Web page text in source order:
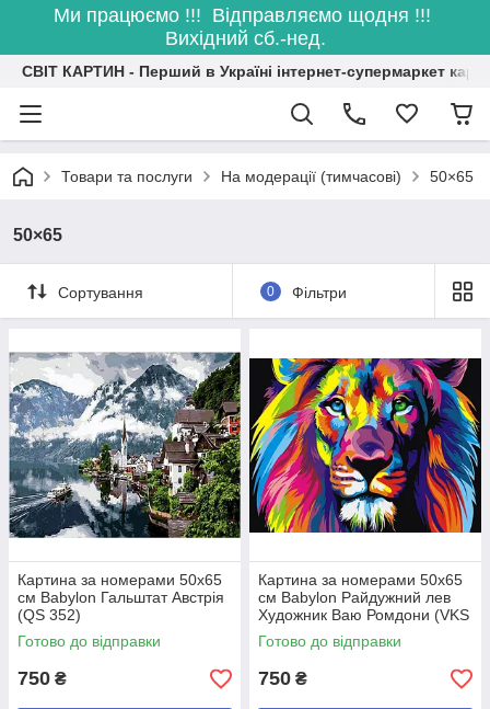
Ми працюємо !!! Відправляємо щодня !!!
Вихідний сб.-нед.
СВІТ КАРТИН - Перший в Україні інтернет-супермаркет
Товари та послуги На модерації (тимчасові) 50×65
50×65
Сортування 0 Фільтри
Картина за номерами 50х65
см Babylon Гальштат Австрія
(QS 352)
Готово до відправки
750 ₴
Картина за номерами 50х65
см Babylon Райдужний лев
Художник Ваю Ромдони (VKS
001)
Готово до відправки
750 ₴